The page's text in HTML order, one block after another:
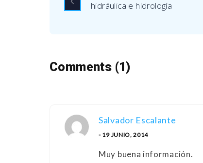
hidráulica e hidrología
Comments (1)
Salvador Escalante
- 19 JUNIO, 2014
Muy buena información.